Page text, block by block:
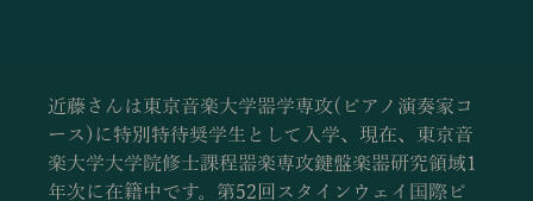
近藤さんは東京音楽大学器学専攻(ピアノ演奏家コ
ース)に特別特待奨学生として入学、現在、東京音
楽大学大学院修士課程器楽専攻鍵盤楽器研究領域1
年次に在籍中です。 第52回スタインウェイ国際ピ